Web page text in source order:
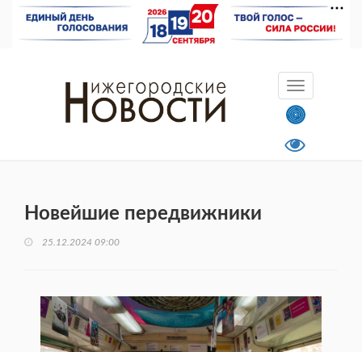
Новейшие передвижники
25.12.2024 09:00